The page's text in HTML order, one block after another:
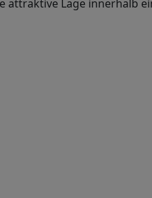
attraktive Lage innerhalb